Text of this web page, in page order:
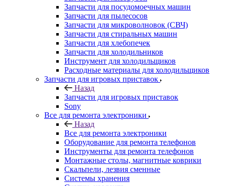
Запчасти для микроволновок (СВЧ)
Запчасти для стиральных машин
Запчасти для хлебопечек
Запчасти для холодильников
Инструмент для холодильщиков
Расходные материалы для холодильщиков
Запчасти для игровых приставок
Назад
Запчасти для игровых приставок
Sony
Все для ремонта электроники
Назад
Все для ремонта электроники
Оборудование для ремонта телефонов
Инструменты для ремонта телефонов
Монтажные столы, магнитные коврики
Скальпели, лезвия сменные
Системы хранения
Скотчи, изолента
Тачскрины